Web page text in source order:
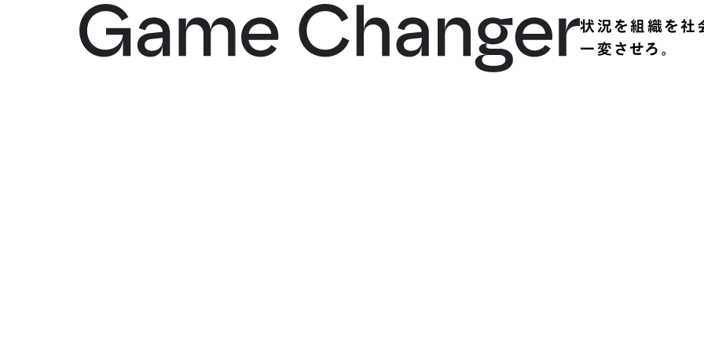
状況を組織を社
一変させろ。